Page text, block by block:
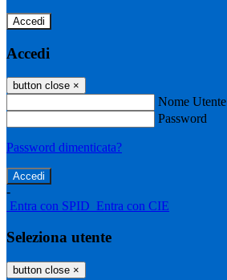
Accedi
Accedi
button close ×
Nome Utente
Password
Password dimenticata?
-
Entra con SPID Entra con CIE
Seleziona utente
button close ×